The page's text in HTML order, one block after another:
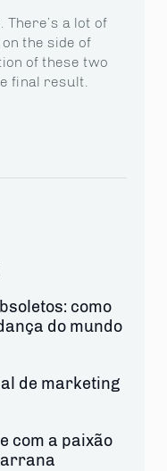
There’s a lot of
the side of
of these two
final result.
como
do mundo
de marketing
com a paixão